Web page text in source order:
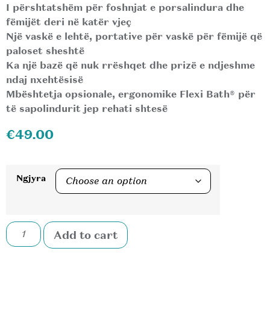
I përshtatshëm për foshnjat e porsalindura dhe
fëmijët deri në katër vjeç
Një vaskë e lehtë, portative për vaskë për fëmijë që
paloset sheshtë
Ka një bazë që nuk rrëshqet dhe prizë e ndjeshme
ndaj nxehtësisë
Mbështetja opsionale, ergonomike Flexi Bath® për
të sapolindurit jep rehati shtesë
€49.00
Ngjyra
Add to cart